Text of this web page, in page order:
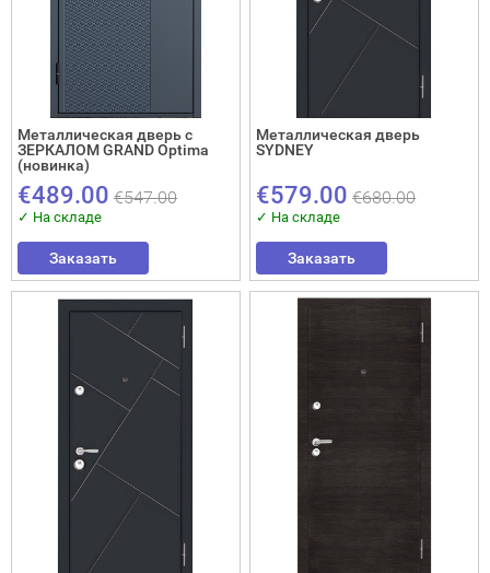
Металлическая дверь с
ЗЕРКАЛОМ GRAND Optima
(новинка)
€489.00 €547.00
✓ На складе
Заказать
Металлическая дверь
SYDNEY
€579.00 €680.00
✓ На складе
Заказать
dzīvoklim
Отослать!